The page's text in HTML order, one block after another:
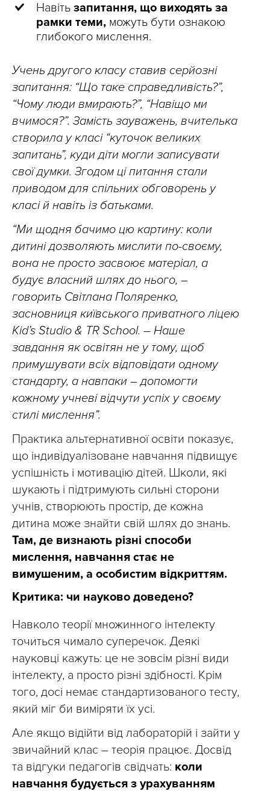
Навіть запитання, що виходять за
рамки теми, можуть бути ознакою
глибокого мислення.
Учень другого класу ставив серйозні
запитання: “Що таке справедливість?”,
“Чому люди вмирають?”, “Навіщо ми
вчимося?”. Замість зауважень, вчителька
створила у класі “куточок великих
запитань”, куди діти могли записувати
свої думки. Згодом ці питання стали
приводом для спільних обговорень у
класі й навіть із батьками.
“Ми щодня бачимо цю картину: коли
дитині дозволяють мислити по-своєму,
вона не просто засвоює матеріал, а
будує власний шлях до нього, –
говорить Світлана Поляренко,
засновниця київського приватного ліцею
Kid’s Studio & TR School. – Наше
завдання як освітян не у тому, щоб
примушувати всіх відповідати одному
стандарту, а навпаки – допомогти
кожному учневі відчути успіх у своєму
стилі мислення”.
Практика альтернативної освіти показує,
що індивідуалізоване навчання підвищує
успішність і мотивацію дітей. Школи, які
шукають і підтримують сильні сторони
учнів, створюють простір, де кожна
дитина може знайти свій шлях до знань.
Там, де визнають різні способи
мислення, навчання стає не
вимушеним, а особистим відкриттям.
Критика: чи науково доведено?
Навколо теорії множинного інтелекту
точиться чимало суперечок. Деякі
науковці кажуть: це не зовсім різні види
інтелекту, а просто різні здібності. Крім
того, досі немає стандартизованого тесту,
який міг би виміряти їх усі.
Але якщо відійти від лабораторій і зайти у
звичайний клас – теорія працює. Досвід
та відгуки педагогів свідчать: коли
навчання будується з урахуванням